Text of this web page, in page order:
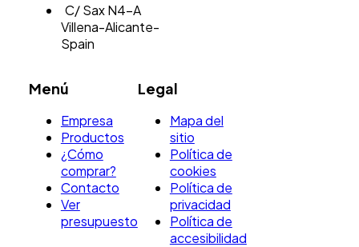
C/ Sax N4-A
Villena-Alicante-
Spain
Menú
Empresa
Productos
¿Cómo
comprar?
Contacto
Ver
presupuesto
Legal
Mapa del
sitio
Política de
cookies
Política de
privacidad
Política de
accesibilidad